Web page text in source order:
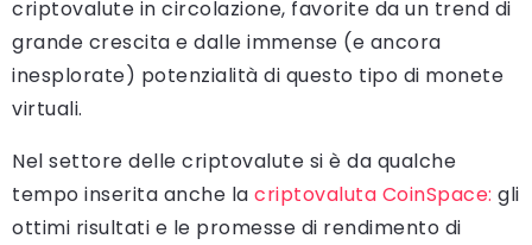
criptovalute in circolazione, favorite da un trend di
grande crescita e dalle immense (e ancora
inesplorate) potenzialità di questo tipo di monete
virtuali.
Nel settore delle criptovalute si è da qualche
tempo inserita anche la criptovaluta CoinSpace: gli
ottimi risultati e le promesse di rendimento di